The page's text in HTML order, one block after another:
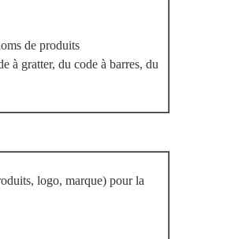
de produits
à gratter, du code à barres, du
logo, marque) pour la